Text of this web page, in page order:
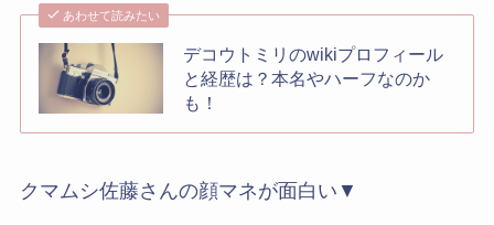
あわせて読みたい
デコウトミリのwikiプロフィール
と経歴は？本名やハーフなのか
も！
クマムシ佐藤さんの顔マネが面白い▼